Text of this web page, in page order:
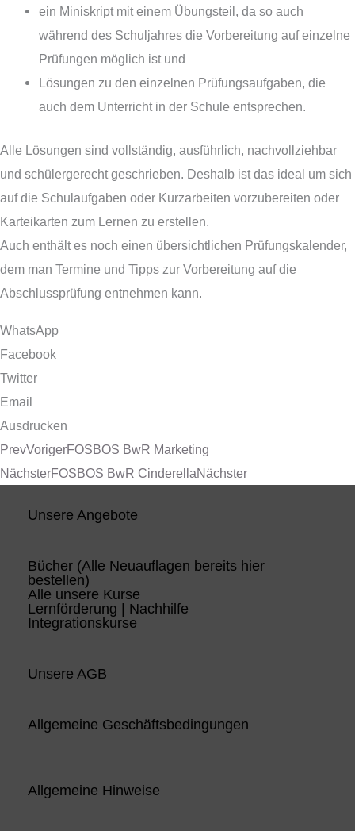
ein Miniskript mit einem Übungsteil, da so auch
während des Schuljahres die Vorbereitung auf einzelne
Prüfungen möglich ist und
Lösungen zu den einzelnen Prüfungsaufgaben, die
auch dem Unterricht in der Schule entsprechen.
Alle Lösungen sind vollständig, ausführlich, nachvollziehbar
und schülergerecht geschrieben. Deshalb ist das ideal um sich
auf die Schulaufgaben oder Kurzarbeiten vorzubereiten oder
Karteikarten zum Lernen zu erstellen.
Auch enthält es noch einen übersichtlichen Prüfungskalender,
dem man Termine und Tipps zur Vorbereitung auf die
Abschlussprüfung entnehmen kann.
WhatsApp
Facebook
Twitter
Email
Ausdrucken
PrevVorigerFOSBOS BwR Marketing
NächsterFOSBOS BwR CinderellaNächster
Unsere Angebote
Bücher (Alle Neuauflagen bereits hier
bestellen)
Alle unsere Kurse
Lernförderung | Nachhilfe
Integrationskurse
Unsere AGB
Allgemeine Geschäftsbedingungen
Allgemeine Hinweise